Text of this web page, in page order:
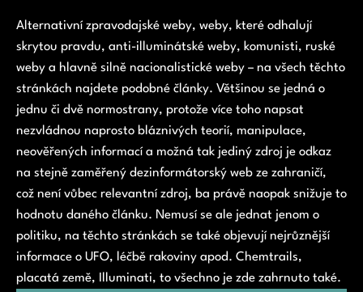
Alternativní zpravodajské weby, weby, které odhalují
skrytou pravdu, anti-illuminátské weby, komunisti, ruské
weby a hlavně silně nacionalistické weby – na všech těchto
stránkách najdete podobné články. Většinou se jedná o
jednu či dvě normostrany, protože více toho napsat
nezvládnou naprosto bláznivých teorií, manipulace,
neověřených informací a možná tak jediný zdroj je odkaz
na stejně zaměřený dezinformátorský web ze zahraničí,
což není vůbec relevantní zdroj, ba právě naopak snižuje to
hodnotu daného článku. Nemusí se ale jednat jenom o
politiku, na těchto stránkách se také objevují nejrůznější
informace o UFO, léčbě rakoviny apod. Chemtrails,
placatá země, Illuminati, to všechno je zde zahrnuto také.